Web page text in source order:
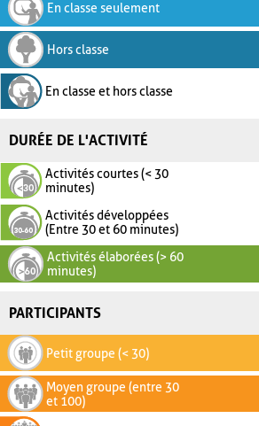
En classe seulement
Hors classe
En classe et hors classe
DURÉE DE L'ACTIVITÉ
Activités courtes (< 30
minutes)
Activités développées
(Entre 30 et 60 minutes)
Activités élaborées (> 60
minutes)
PARTICIPANTS
Petit groupe (< 30)
Moyen groupe (entre 30
et 100)